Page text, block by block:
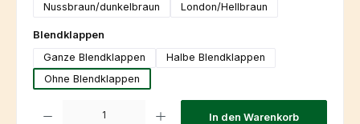
Nussbraun/dunkelbraun
London/Hellbraun
Blendklappen
Ganze Blendklappen
Halbe Blendklappen
Ohne Blendklappen
In den Warenkorb